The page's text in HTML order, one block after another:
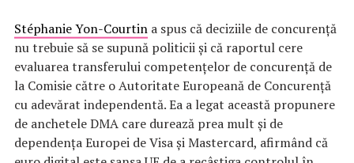
Stéphanie Yon-Courtin a spus că deciziile de concurență
nu trebuie să se supună politicii și că raportul cere
evaluarea transferului competențelor de concurență de
la Comisie către o Autoritate Europeană de Concurență
cu adevărat independentă. Ea a legat această propunere
de anchetele DMA care durează prea mult și de
dependența Europei de Visa și Mastercard, afirmând că